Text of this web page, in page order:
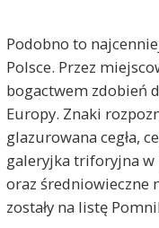
Podobno to
Polsce. Przez
bogactwem zdobień
Europy. Znaki
glazurowana cegła,
galeryjka triforyjna w
oraz średniowieczne
zostały na listę